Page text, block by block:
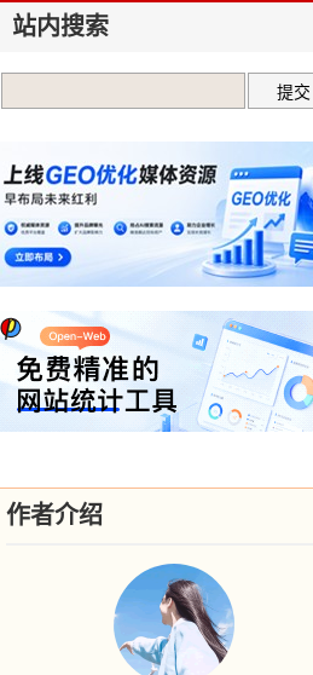
站内搜索
作者介绍